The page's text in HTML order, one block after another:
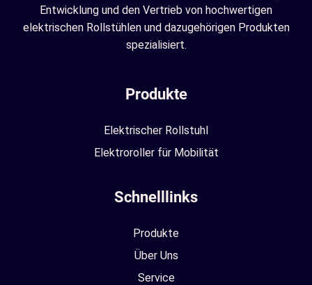
Entwicklung und den Vertrieb von hochwertigen
elektrischen Rollstühlen und dazugehörigen Produkten
spezialisiert.
Produkte
Elektrischer Rollstuhl
Elektroroller für Mobilität
Schnelllinks
Produkte
Über Uns
Service